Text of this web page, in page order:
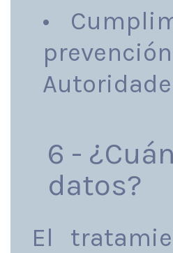
•
6 -
datos?
El